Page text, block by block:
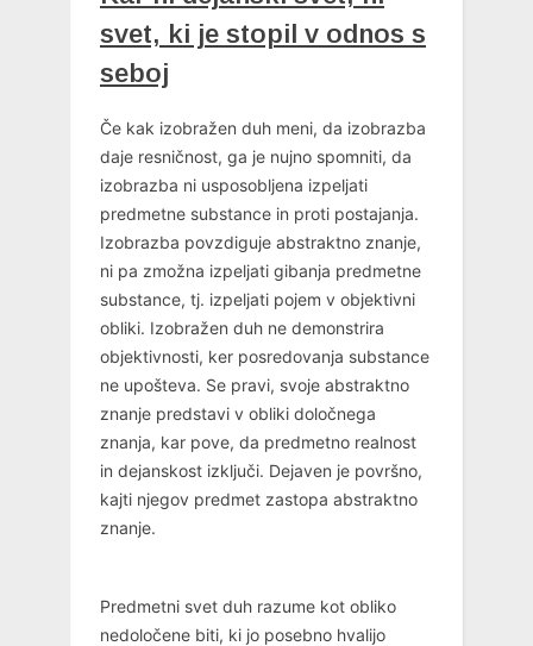
svet, ki je stopil v odnos s
seboj
Če kak izobražen duh meni, da izobrazba
daje resničnost, ga je nujno spomniti, da
izobrazba ni usposobljena izpeljati
predmetne substance in proti postajanja.
Izobrazba povzdiguje abstraktno znanje,
ni pa zmožna izpeljati gibanja predmetne
substance, tj. izpeljati pojem v objektivni
obliki. Izobražen duh ne demonstrira
objektivnosti, ker posredovanja substance
ne upošteva. Se pravi, svoje abstraktno
znanje predstavi v obliki določnega
znanja, kar pove, da predmetno realnost
in dejanskost izključi. Dejaven je površno,
kajti njegov predmet zastopa abstraktno
znanje.
Predmetni svet duh razume kot obliko
nedoločene biti, ki jo posebno hvalijo